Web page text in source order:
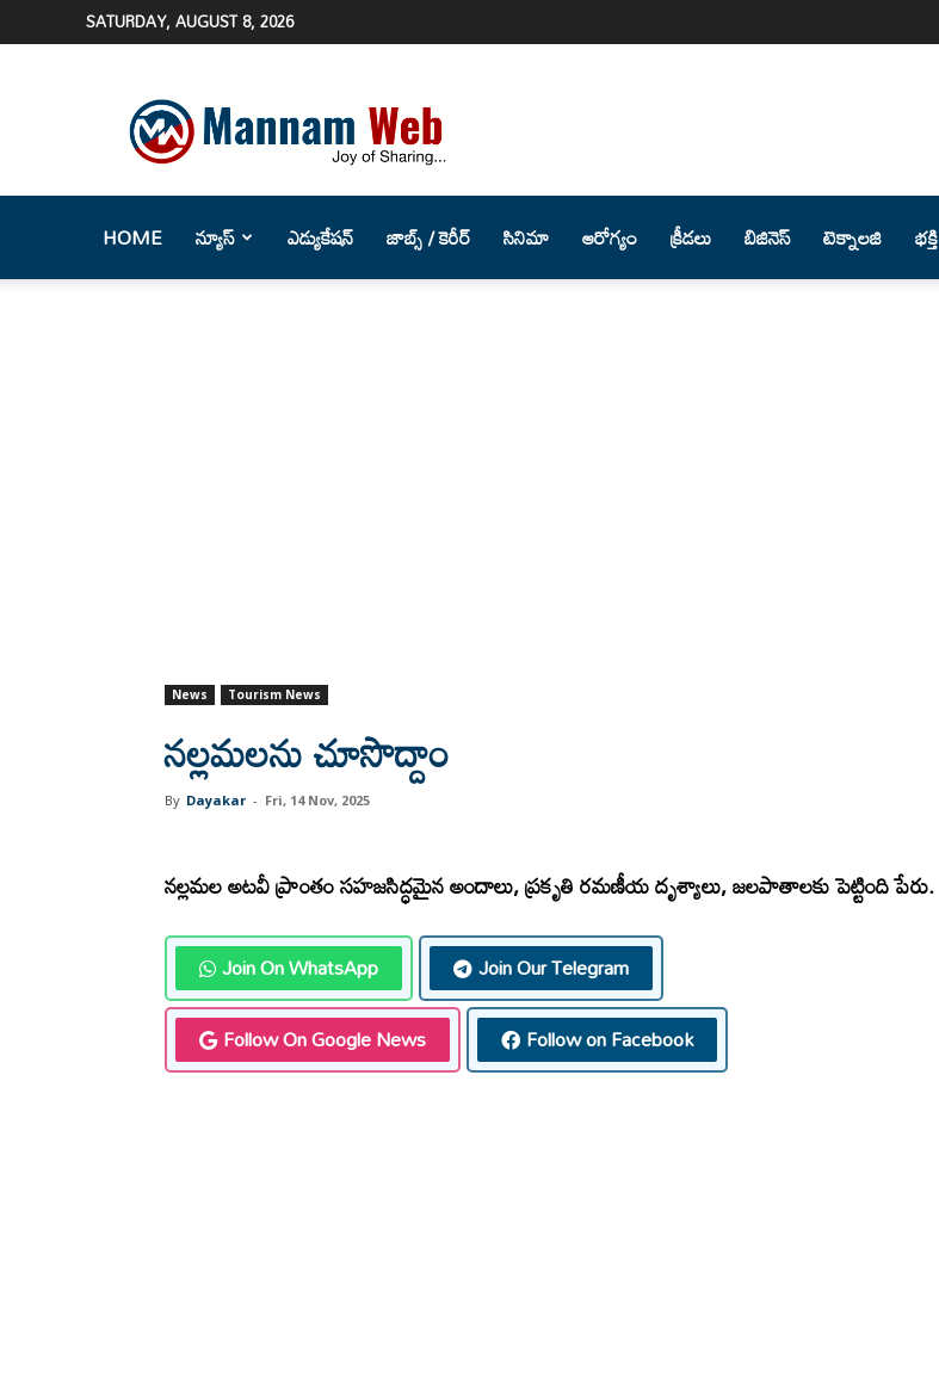
SATURDAY, AUGUST 8, 2026
Web
(మన్నం
News
HOME న్యూస్ ఎడ్యుకేషన్ జాబ్స్ / కెరీర్ సినిమా ఆరోగ్యం క్రీడలు బిజినెస్ టెక్నాలజి భక్తి
News Tourism News
నల్లమలను చూసొద్దాం
By Dayakar - Fri, 14 Nov, 2025
నల్లమల అటవీ ప్రాంతం సహజసిద్ధమైన అందాలు, ప్రకృతి రమణీయ దృశ్యాలు, జలపాతాలకు పెట్టింది పేరు.
Join On WhatsApp
Join Our Telegram
Follow On Google News
Follow on Facebook